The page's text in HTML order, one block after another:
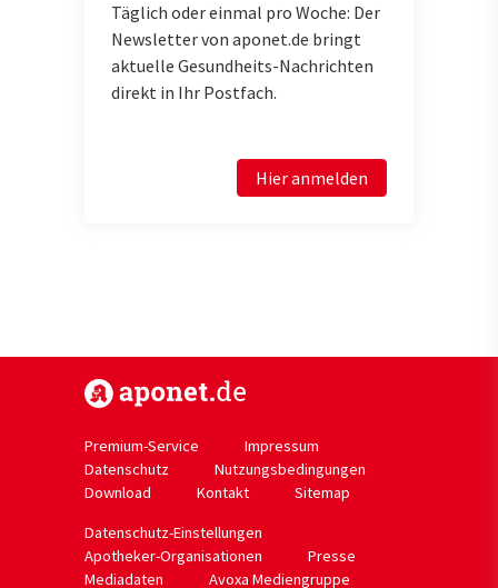
Täglich oder einmal pro Woche: Der
Newsletter von aponet.de bringt
aktuelle Gesundheits-Nachrichten
direkt in Ihr Postfach.
Hier anmelden
Premium-Service
Impressum
Datenschutz
Nutzungsbedingungen
Download
Kontakt
Sitemap
Datenschutz-Einstellungen
Apotheker-Organisationen
Presse
Mediadaten
Avoxa Mediengruppe